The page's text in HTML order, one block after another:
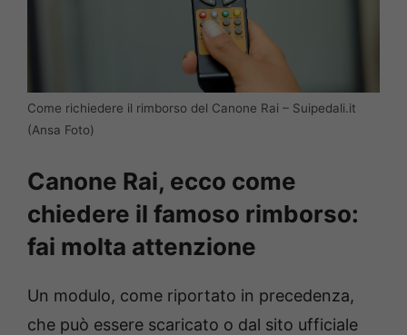
Come richiedere il rimborso del Canone Rai – Suipedali.it
(Ansa Foto)
Canone Rai, ecco come
chiedere il famoso rimborso:
fai molta attenzione
Un modulo, come riportato in precedenza,
che può essere scaricato o dal sito ufficiale